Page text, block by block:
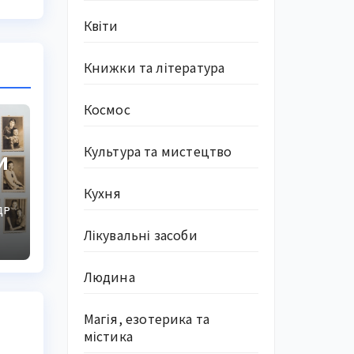
Квіти
Книжки та література
Космос
Культура та мистецтво
Кухня
Лікувальні засоби
Людина
Магія, езотерика та
містика